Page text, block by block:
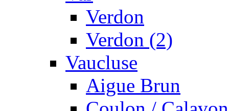
Verdon
Verdon (2)
Vaucluse
Aigue Brun